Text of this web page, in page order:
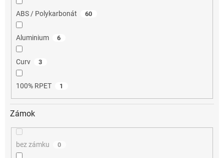
ABS / Polykarbonát 60
Aluminium 6
Curv 3
100% RPET 1
Zámok
bez zámku 0